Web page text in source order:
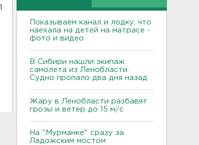
Показываем канал и лодку, что
наехала на детей на матрасе -
фото и видео
В Сибири нашли экипаж
самолета из Ленобласти.
Судно пропало два дня назад
Жару в Ленобласти разбавят
грозы и ветер до 15 м/с
На "Мурманке" сразу за
Ладожским мостом